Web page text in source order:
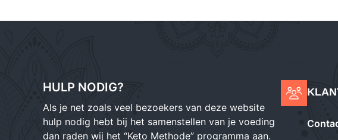
HULP NODIG?
Als je net zoals veel bezoekers van deze website
hulp nodig hebt bij het samenstellen van je voeding
dan raden wij het “Keto Methode” programma aan.